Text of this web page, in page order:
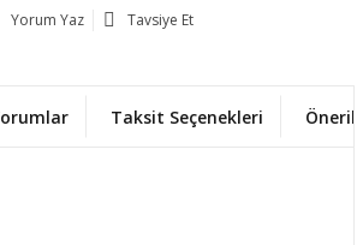
Yorum Yaz Tavsiye Et
Taksit Seçenekleri